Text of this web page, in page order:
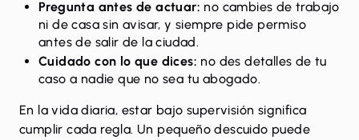
Pregunta antes de actuar: no cambies de trabajo
ni de casa sin avisar, y siempre pide permiso
antes de salir de la ciudad.
Cuidado con lo que dices: no des detalles de tu
caso a nadie que no sea tu abogado.
En la vida diaria, estar bajo supervisión significa
cumplir cada regla. Un pequeño descuido puede